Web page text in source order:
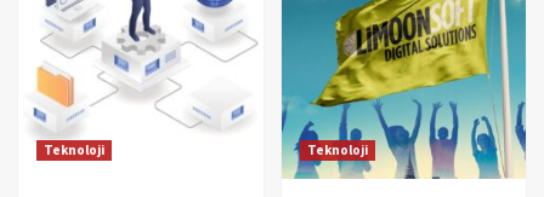
Teknoloji Teknoloji